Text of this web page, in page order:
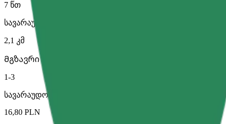
7 წთ
სავარაუდო მანძილი
2,1 კმ
Მგზავრი
1-3
სავარაუდო ფასი
16,80 PLN